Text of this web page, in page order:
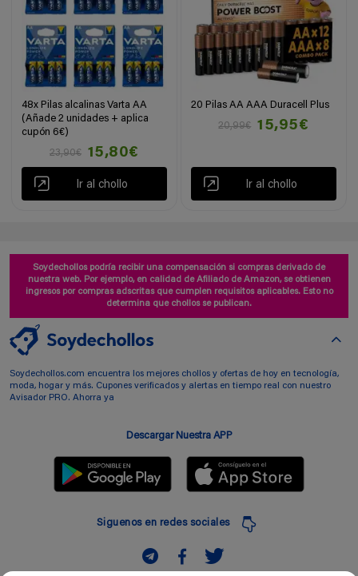
48x Pilas alcalinas Varta AA
(Añade 2 unidades + aplica
cupón 6€)
23,90€
15,80€
Ir al chollo
20 Pilas AA AAA Duracell Plus
20,99€
15,95€
Ir al chollo
Soydechollos podría recibir una compensación si compras derivado de
nuestra web. Por ejemplo, en calidad de Afiliado de Amazon, se obtienen
ingresos por compras adscritas que cumplen requisitos aplicables. Esto no
determina que chollos se publican.
Soydechollos.com encuentra los mejores chollos y ofertas de hoy en tecnología,
moda, hogar y más. Cupones verificados y alertas en tiempo real con nuestro
Avisador PRO. Ahorra ya
Descargar Nuestra APP
Siguenos en redes sociales